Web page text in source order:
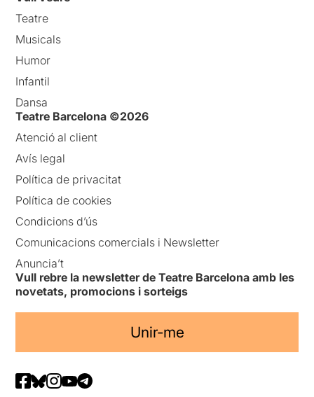
Teatre
Musicals
Humor
Infantil
Dansa
Teatre Barcelona ©2026
Atenció al client
Avís legal
Política de privacitat
Política de cookies
Condicions d’ús
Comunicacions comercials i Newsletter
Anuncia’t
Vull rebre la newsletter de Teatre Barcelona amb les
novetats, promocions i sorteigs
Unir-me